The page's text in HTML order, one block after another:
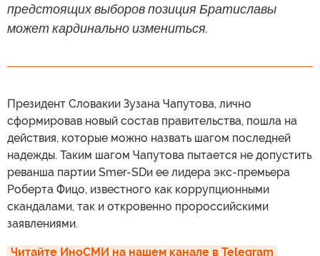
предстоящих выборов позиция Братиславы
может кардинально измениться.
Президент Словакии Зузана Чапутова, лично
сформировав новый состав правительства, пошла на
действия, которые можно назвать шагом последней
надежды. Таким шагом Чапутова пытается не допустить
реванша партии Smer-SDи ее лидера экс-премьера
Роберта Фицо, известного как коррупционными
скандалами, так и откровенно пророссийскими
заявлениями.
Читайте ИноСМИ на нашем канале в Telegram